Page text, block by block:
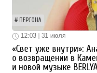
ПЕРСОНА
12:03 | 31 июля
«Свет уже внутри»:
о возвращении в
и новой музыке